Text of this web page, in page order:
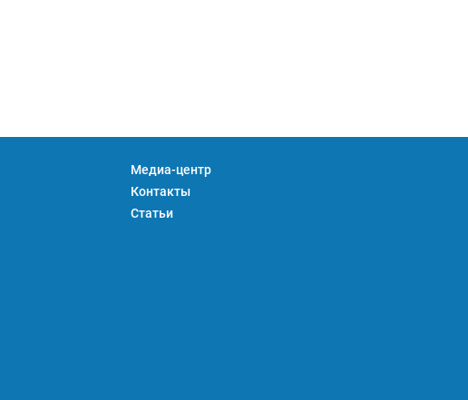
Медиа-центр
Контакты
Статьи